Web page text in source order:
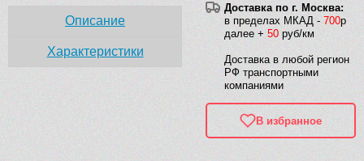
Доставка по г. Москва:
в пределах МКАД - 700р
далее + 50 руб/км
Доставка в любой регион
РФ транспортными
компаниями
В избранное
Описание
Характеристики